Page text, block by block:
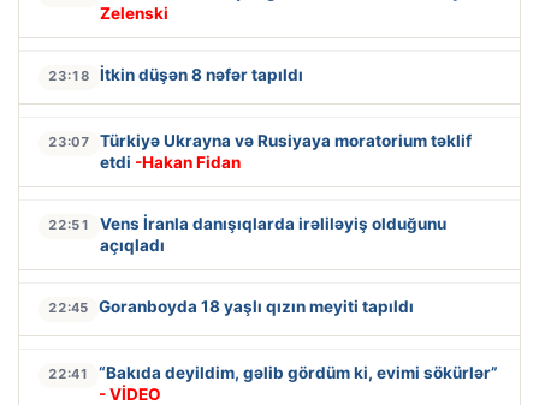
Zelenski
23:18 İtkin düşən 8 nəfər tapıldı
23:07
Türkiyə Ukrayna və Rusiyaya moratorium təklif
etdi -Hakan Fidan
22:51
Vens İranla danışıqlarda irəliləyiş olduğunu
açıqladı
22:45 Goranboyda 18 yaşlı qızın meyiti tapıldı
22:41
“Bakıda deyildim, gəlib gördüm ki, evimi sökürlər”
- VİDEO